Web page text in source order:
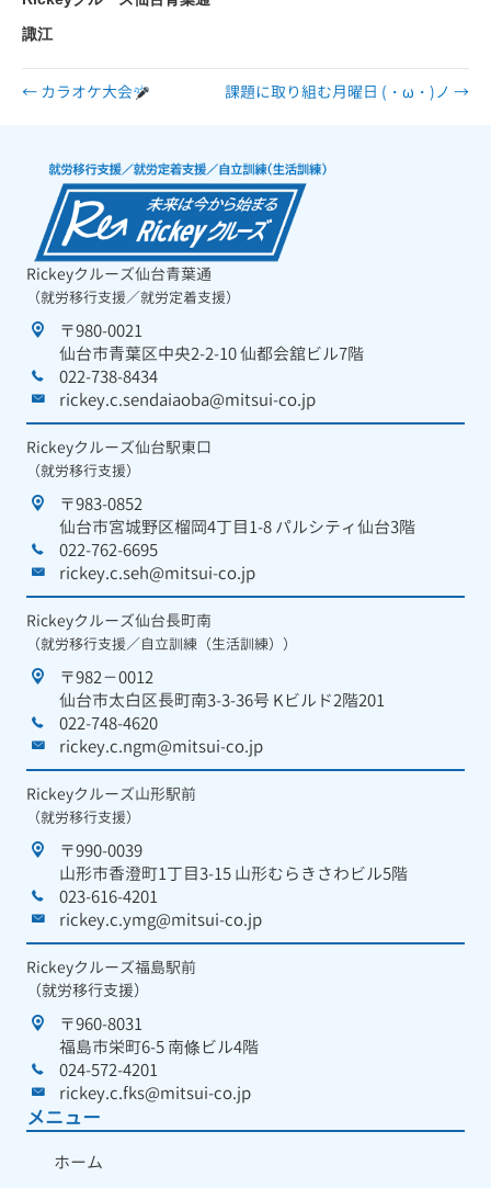
諏江
← カラオケ大会 課題に取り組む月曜日 (・ω・)ノ →
Rickeyクルーズ仙台青葉通
（就労移行支援／就労定着支援）
〒980-0021
仙台市青葉区中央2-2-10 仙都会舘ビル7階
022-738-8434
rickey.c.sendaiaoba@mitsui-co.jp
Rickeyクルーズ仙台駅東口
（就労移行支援）
〒983-0852
仙台市宮城野区榴岡4丁目1-8 パルシティ仙台3階
022-762-6695
rickey.c.seh@mitsui-co.jp
Rickeyクルーズ仙台長町南
（就労移行支援／自立訓練（生活訓練））
〒982－0012
仙台市太白区長町南3-3-36号 Kビルド2階201
022-748-4620
rickey.c.ngm@mitsui-co.jp
Rickeyクルーズ山形駅前
（就労移行支援）
〒990-0039
山形市香澄町1丁目3-15 山形むらきさわビル5階
023-616-4201
rickey.c.ymg@mitsui-co.jp
Rickeyクルーズ福島駅前
（就労移行支援）
〒960-8031
福島市栄町6-5 南條ビル4階
024-572-4201
rickey.c.fks@mitsui-co.jp
メニュー
ホーム